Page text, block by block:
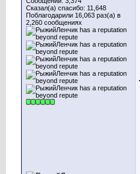
Сказал(а) спасибо: 11,648
Поблагодарили 16,063 раз(а) в
2,260 сообщениях